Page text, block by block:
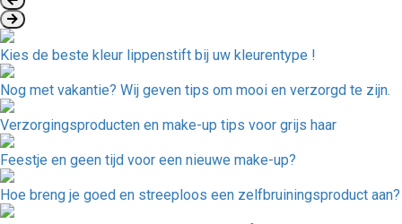
Kies de beste kleur lippenstift bij uw kleurentype !
Nog met vakantie? Wij geven tips om mooi en verzorgd te zijn.
Verzorgingsproducten en make-up tips voor grijs haar
Feestje en geen tijd voor een nieuwe make-up?
Hoe breng je goed en streeploos een zelfbruiningsproduct aan?